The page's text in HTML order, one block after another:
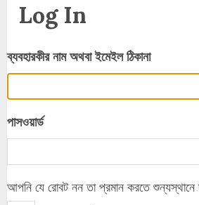
Log In
ব্যবহারকীর নাম অথবা ইমেইল ঠিকানা
পাসওয়ার্ড
আপনি যে রোবট নন তা প্রমান করতে শুন্যস্থানে